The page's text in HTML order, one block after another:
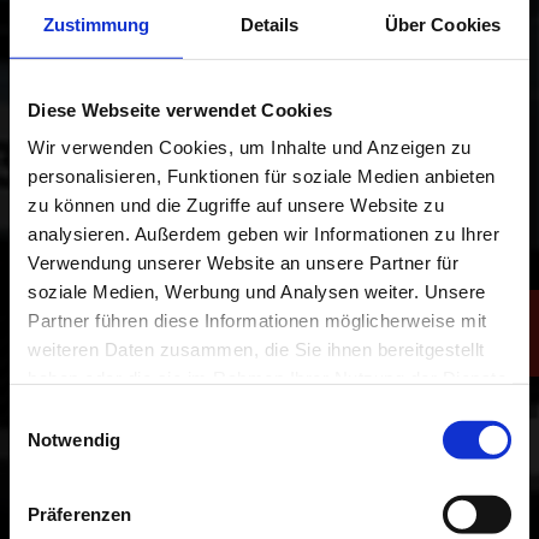
Zustimmung Details Über Cookies
Diese Webseite verwendet Cookies
Wir verwenden Cookies, um Inhalte und Anzeigen zu
personalisieren, Funktionen für soziale Medien anbieten
zu können und die Zugriffe auf unsere Website zu
analysieren. Außerdem geben wir Informationen zu Ihrer
Verwendung unserer Website an unsere Partner für
soziale Medien, Werbung und Analysen weiter. Unsere
Partner führen diese Informationen möglicherweise mit
weiteren Daten zusammen, die Sie ihnen bereitgestellt
Notwendig
Präferenzen
gelesen und stimme diesen zu.
SENDEN
BEREIT FÜR DAS CITROËN-